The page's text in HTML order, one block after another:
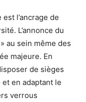
l’ancrage de
L’annonce du
au sein même des
majeure. En
de sièges
en adaptant le
verrous